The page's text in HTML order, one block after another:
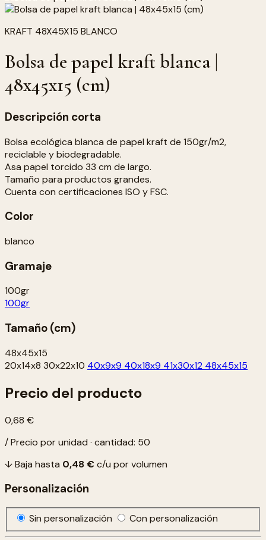
KRAFT 48X45X15 BLANCO
Bolsa de papel kraft blanca |
48x45x15 (cm)
Descripción corta
Bolsa ecológica blanca de papel kraft de 150gr/m2,
reciclable y biodegradable.
Asa papel torcido 33 cm de largo.
Tamaño para productos grandes.
Cuenta con certificaciones ISO y FSC.
Color
blanco
Gramaje
100gr
100gr
Tamaño (cm)
48x45x15
20x14x8 30x22x10 40x9x9 40x18x9 41x30x12 48x45x15
Precio del producto
0,68 €
/ Precio por unidad · cantidad: 50
↓ Baja hasta 0,48 €c/u por volumen
Personalización
Sin personalización Con personalización